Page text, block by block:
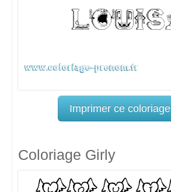
Imprimer ce coloriage
Coloriage Girly